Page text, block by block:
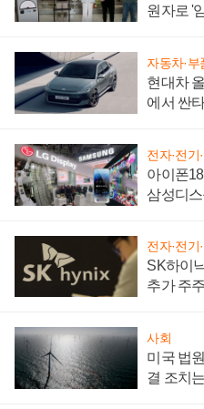
원자로 '
자동차·부
현대차
에서 싼
전자·전기
아이폰
삼성디
전자·전기
SK하이
추가 주
사회
미국 법
결 조치